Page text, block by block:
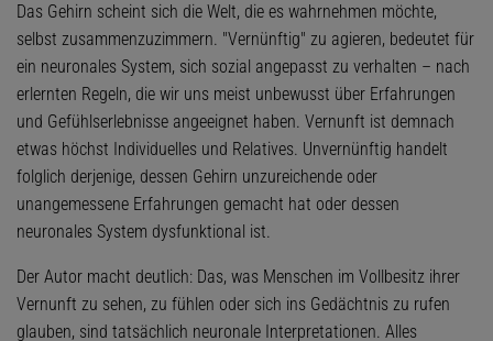
Das Gehirn scheint sich die Welt, die es wahrnehmen möchte,
selbst zusammenzuzimmern. "Vernünftig" zu agieren, bedeutet für
ein neuronales System, sich sozial angepasst zu verhalten – nach
erlernten Regeln, die wir uns meist unbewusst über Erfahrungen
und Gefühlserlebnisse angeeignet haben. Vernunft ist demnach
etwas höchst Individuelles und Relatives. Unvernünftig handelt
folglich derjenige, dessen Gehirn unzureichende oder
unangemessene Erfahrungen gemacht hat oder dessen
neuronales System dysfunktional ist.
Der Autor macht deutlich: Das, was Menschen im Vollbesitz ihrer
Vernunft zu sehen, zu fühlen oder sich ins Gedächtnis zu rufen
glauben, sind tatsächlich neuronale Interpretationen. Alles